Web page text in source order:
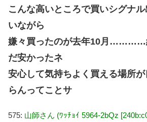
こんな高いところで買いシグナ
いながら
嫌々買ったのが去年10月…………
だ安かったネ
安心して気持ちよく買える場所
らんってことサ
575: 山師さん (ﾜｯﾁｮｲ 5964-2bQz